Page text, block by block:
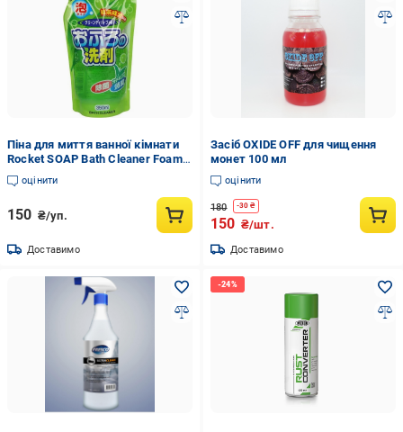
Піна для миття ванної кімнати
Rocket SOAP Bath Cleaner Foam
Green Tea Зелений чай змінний
блок 350 мл (2899412504)
оцінити
150 ₴/уп.
Доставимо
Засіб OXIDE OFF для чищення
монет 100 мл
оцінити
180 -30 ₴
150 ₴/шт.
Доставимо